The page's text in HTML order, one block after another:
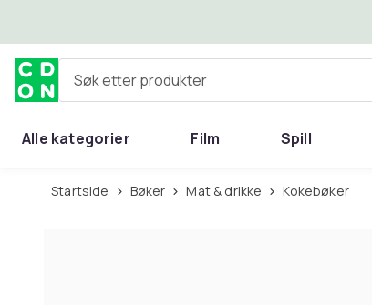
Søk etter produkter
Alle kategorier Film Spill
Startside Bøker Mat & drikke Kokebøker